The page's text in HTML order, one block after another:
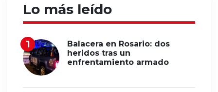
Lo más leído
Balacera en Rosario: dos
heridos tras un
enfrentamiento armado